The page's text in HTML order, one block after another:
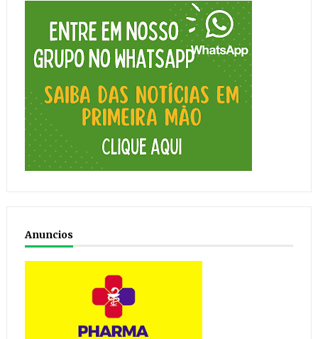
Anuncios